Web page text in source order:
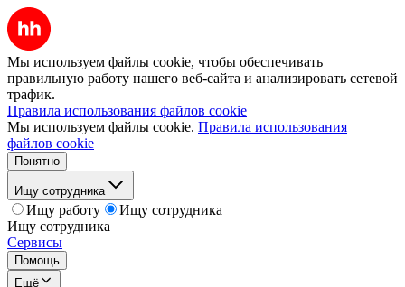
Мы используем файлы cookie, чтобы обеспечивать
правильную работу нашего веб-сайта и анализировать сетевой
трафик.
Правила использования файлов cookie
Мы используем файлы cookie. Правила использования
файлов cookie
Понятно
Ищу сотрудника
Ищу работу
Ищу сотрудника
Ищу сотрудника
Сервисы
Помощь
Ещё